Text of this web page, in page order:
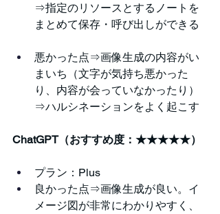
⇒指定のリソースとするノートを
まとめて保存・呼び出しができる
悪かった点⇒画像生成の内容がい
まいち（文字が気持ち悪かった
り、内容が会っていなかったり）
⇒ハルシネーションをよく起こす
ChatGPT（おすすめ度：★★★★★）
プラン：Plus
良かった点⇒画像生成が良い。イ
メージ図が非常にわかりやすく、